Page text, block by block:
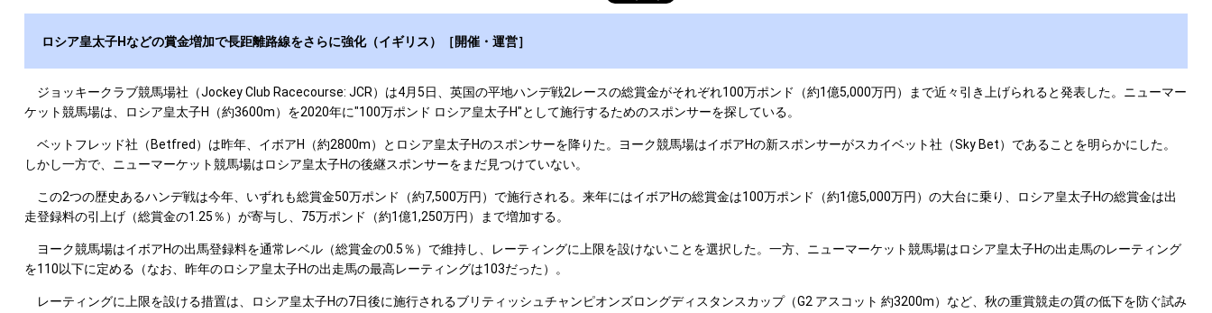
ロシア皇太子Hなどの賞金増加で長距離路線をさらに強化（イギリス）［開催・運営］
ジョッキークラブ競馬場社（Jockey Club Racecourse: JCR）は4月5日、英国の平地ハンデ戦2レースの総賞金がそれぞれ100万ポンド（約1億5,000万円）まで近々引き上げられると発表した。ニューマー
ケット競馬場は、ロシア皇太子H（約3600m）を2020年に"100万ポンド ロシア皇太子H"として施行するためのスポンサーを探している。
ベットフレッド社（Betfred）は昨年、イボアH（約2800m）とロシア皇太子Hのスポンサーを降りた。ヨーク競馬場はイボアHの新スポンサーがスカイベット社（Sky Bet）であることを明らかにした。
しかし一方で、ニューマーケット競馬場はロシア皇太子Hの後継スポンサーをまだ見つけていない。
この2つの歴史あるハンデ戦は今年、いずれも総賞金50万ポンド（約7,500万円）で施行される。来年にはイボアHの総賞金は100万ポンド（約1億5,000万円）の大台に乗り、ロシア皇太子Hの総賞金は出
走登録料の引上げ（総賞金の1.25％）が寄与し、75万ポンド（約1億1,250万円）まで増加する。
ヨーク競馬場はイボアHの出馬登録料を通常レベル（総賞金の0.5％）で維持し、レーティングに上限を設けないことを選択した。一方、ニューマーケット競馬場はロシア皇太子Hの出走馬のレーティング
を110以下に定める（なお、昨年のロシア皇太子Hの出走馬の最高レーティングは103だった）。
レーティングに上限を設ける措置は、ロシア皇太子Hの7日後に施行されるブリティッシュチャンピオンズロングディスタンスカップ（G2 アスコット 約3200m）など、秋の重賞競走の質の低下を防ぐ試み